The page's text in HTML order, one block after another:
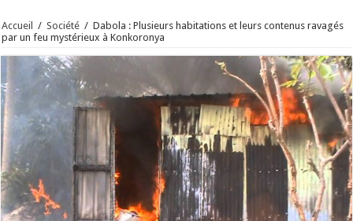
Accueil / Société / Dabola : Plusieurs habitations et leurs contenus ravagés
par un feu mystérieux à Konkoronya